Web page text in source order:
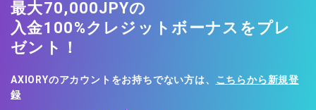
はじめに
ライセンス
安全性
取引
取引商品
現物株式
ETF
取引条件
ゼロカットとロスカット
スワップとロールオーバー
口座
口座タイプ
口座開設フォーム
プラットフォーム
ツール
パートナー
最大70,000JPYの
入金100%クレジットボーナスをプレ
ゼント！
AXIORYのアカウントをお持ちでない方は、 こちらから新規登
録